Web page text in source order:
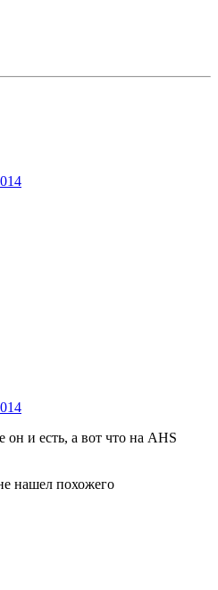
он и есть, а вот что на AHS
нашел похожего